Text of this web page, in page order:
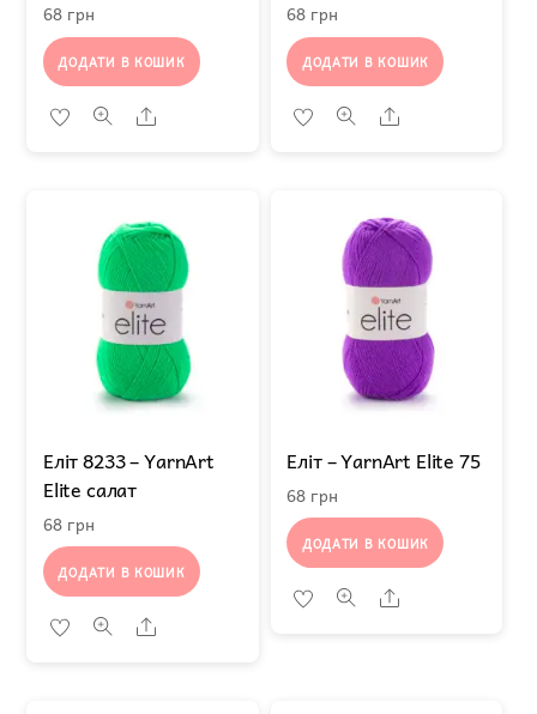
68 грн
ДОДАТИ В КОШИК
Share
68 грн
ДОДАТИ В КОШИК
Share
Еліт 8233 – YarnArt
Elite салат
68 грн
ДОДАТИ В КОШИК
Share
Еліт – YarnArt Elitе 75
68 грн
ДОДАТИ В КОШИК
Share